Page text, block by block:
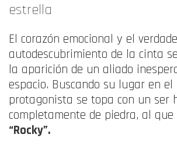
estrella
El corazón emocional y el
autodescubrimiento de la cinta
la aparición de un aliado
espacio. Buscando su lugar en el
protagonista se topa con un ser
completamente de piedra, al que
“Rocky”.